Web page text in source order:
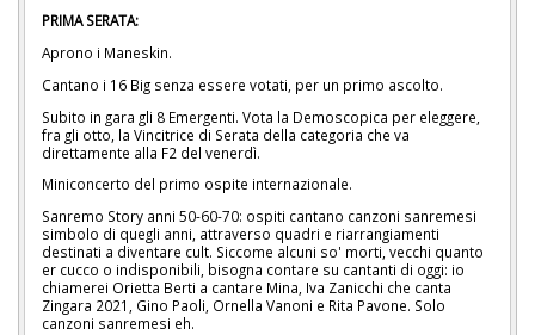
PRIMA SERATA:
Aprono i Maneskin.
Cantano i 16 Big senza essere votati, per un primo ascolto.
Subito in gara gli 8 Emergenti. Vota la Demoscopica per eleggere,
fra gli otto, la Vincitrice di Serata della categoria che va
direttamente alla F2 del venerdì.
Miniconcerto del primo ospite internazionale.
Sanremo Story anni 50-60-70: ospiti cantano canzoni sanremesi
simbolo di quegli anni, attraverso quadri e riarrangiamenti
destinati a diventare cult. Siccome alcuni so' morti, vecchi quanto
er cucco o indisponibili, bisogna contare su cantanti di oggi: io
chiamerei Orietta Berti a cantare Mina, Iva Zanicchi che canta
Zingara 2021, Gino Paoli, Ornella Vanoni e Rita Pavone. Solo
canzoni sanremesi eh.